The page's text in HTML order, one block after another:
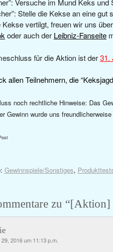
Versuche im Mund Keks
Stelle die Kekse an eine
Kekse vertilgt, freuen wir uns
oder auch der Leibniz-Fanseite
für die Aktion ist der31.
allen Teilnehmern, die
noch rechtliche Hinweise: Das
Gewinn wurde uns
Gewinnspiele/Sonstiges,
zu “[Aktion]
2016 um 11:13 p.m.